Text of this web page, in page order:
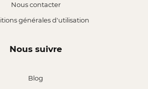
Nous contacter
générales d'utilisation
Nous suivre
Blog